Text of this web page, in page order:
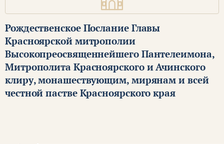
Рождественское Послание Главы
Красноярской митрополии
Высокопреосвященнейшего Пантелеимона,
Митрополита Красноярского и Ачинского
клиру, монашествующим, мирянам и всей
честной пастве Красноярского края